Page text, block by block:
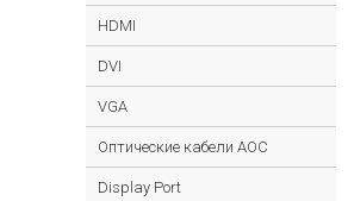
HDMI
DVI
VGA
Оптические кабели AOC
Display Port